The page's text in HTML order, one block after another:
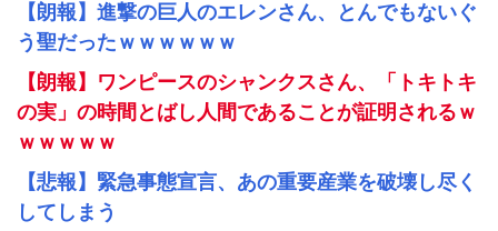
【朗報】進撃の巨人のエレンさん、とんでもないぐ
う聖だったｗｗｗｗｗｗ
【朗報】ワンピースのシャンクスさん、「トキトキ
の実」の時間とばし人間であることが証明されるｗ
ｗｗｗｗｗ
【悲報】緊急事態宣言、あの重要産業を破壊し尽く
してしまう